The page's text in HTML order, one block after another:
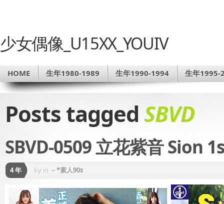
少女偶像_U15XX_YOUIV
HOME 生年1980-1989 生年1990-1994 生年1995-
Posts taggedSBVD
SBVD-0509 立花紫音 Sion
4 年 by in －*素人90s